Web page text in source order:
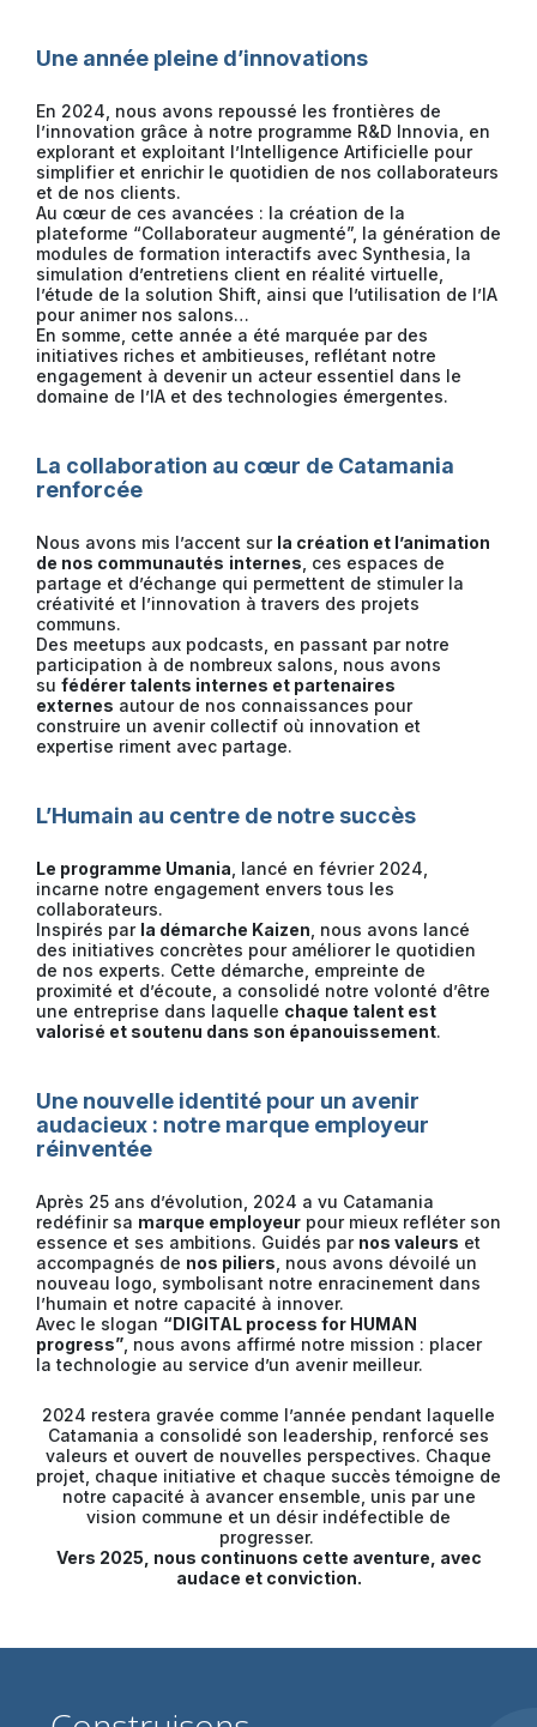
Une année pleine d’innovations
En 2024, nous avons repoussé les frontières de
l’innovation grâce à notre programme R&D Innovia, en
explorant et exploitant l’Intelligence Artificielle pour
simplifier et enrichir le quotidien de nos collaborateurs
et de nos clients.
Au cœur de ces avancées : la création de la
plateforme “Collaborateur augmenté”, la génération de
modules de formation interactifs avec Synthesia, la
simulation d’entretiens client en réalité virtuelle,
l’étude de la solution Shift, ainsi que l’utilisation de l’IA
pour animer nos salons…
En somme, cette année a été marquée par des
initiatives riches et ambitieuses, reflétant notre
engagement à devenir un acteur essentiel dans le
domaine de l’IA et des technologies émergentes.
La collaboration au cœur de Catamania
renforcée
Nous avons mis l’accent sur la création et l’animation
de nos communautés internes , ces espaces de
partage et d’échange qui permettent de stimuler la
créativité et l’innovation à travers des projets
communs.
Des meetups aux podcasts, en passant par notre
participation à de nombreux salons, nous avons
su fédérer talents internes et partenaires
externes autour de nos connaissances pour
construire un avenir collectif où innovation et
expertise riment avec partage.
L’Humain au centre de notre succès
Le programme Umania , lancé en février 2024,
incarne notre engagement envers tous les
collaborateurs.
Inspirés par la démarche Kaizen , nous avons lancé
des initiatives concrètes pour améliorer le quotidien
de nos experts. Cette démarche, empreinte de
proximité et d’écoute, a consolidé notre volonté d’être
une entreprise dans laquelle chaque talent est
valorisé et soutenu dans son épanouissement.
Une nouvelle identité pour un avenir
audacieux : notre marque employeur
réinventée
Après 25 ans d’évolution, 2024 a vu Catamania
redéfinir sa marque employeur pour mieux refléter son
essence et ses ambitions. Guidés par nos valeurs et
accompagnés de nos piliers , nous avons dévoilé un
nouveau logo, symbolisant notre enracinement dans
l’humain et notre capacité à innover.
Avec le slogan “DIGITAL process for HUMAN
progress” , nous avons affirmé notre mission : placer
la technologie au service d’un avenir meilleur.
2024 restera gravée comme l’année pendant laquelle
Catamania a consolidé son leadership, renforcé ses
valeurs et ouvert de nouvelles perspectives. Chaque
projet, chaque initiative et chaque succès témoigne de
notre capacité à avancer ensemble, unis par une
vision commune et un désir indéfectible de
progresser.
Vers 2025, nous continuons cette aventure, avec
audace et conviction.